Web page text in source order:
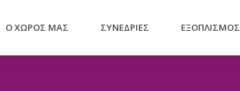
Ο ΧΩΡΟΣ ΜΑΣ ΣΥΝΕΔΡΙΕΣ ΕΞΟΠΛΙΣΜΟΣ